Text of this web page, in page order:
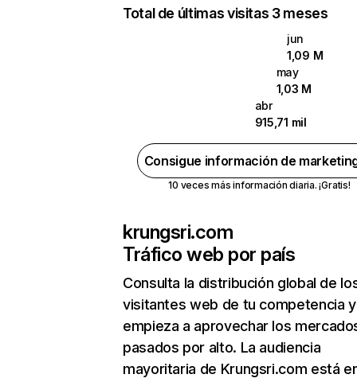
Total de últimas visitas 3 meses
jun
1,09 M
may
1,03 M
abr
915,71 mil
Consigue información de
10 veces más información diaria. ¡Gratis!
krungsri.com
Tráfico web por país
Consulta la distribución global de
visitantes web de tu competencia y
empieza a aprovechar los
pasados por alto. La audiencia
mayoritaria de Krungsri.com está